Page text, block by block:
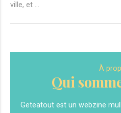
ville, et …
À
Qui
Geteatout est un webzine